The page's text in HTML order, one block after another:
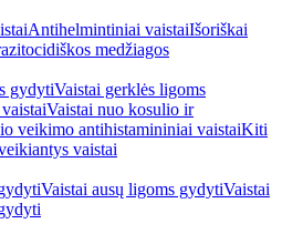
Antihelmintiniai vaistaiIšoriškai
medžiagos
gydytiVaistai gerklės ligoms
Vaistai nuo kosulio ir
veikimo antihistamininiai vaistaiKiti
vaistai
Vaistai ausų ligoms gydytiVaistai